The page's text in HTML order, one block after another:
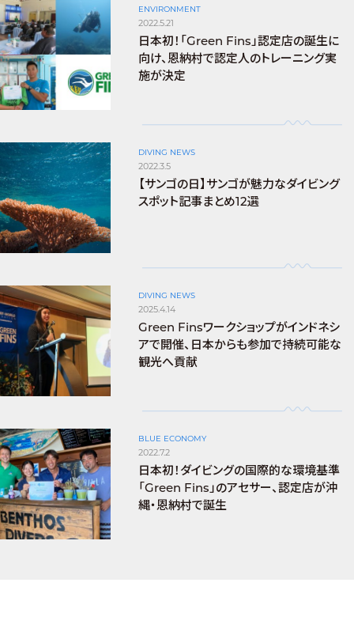
ENVIRONMENT
2022.5.21
日本初！「Green Fins」認定店の誕生に
向け、恩納村で認定人のトレーニング実
施が決定
DIVING NEWS
2022.3.5
【サンゴの日】サンゴが魅力なダイビング
スポット記事まとめ12選
DIVING NEWS
2025.4.14
Green Finsワークショップがインドネシ
アで開催、日本からも参加で持続可能な
観光へ貢献
BLUE ECONOMY
2022.7.2
日本初！ダイビングの国際的な環境基準
「Green Fins」のアセサー、認定店が沖
縄・恩納村で誕生